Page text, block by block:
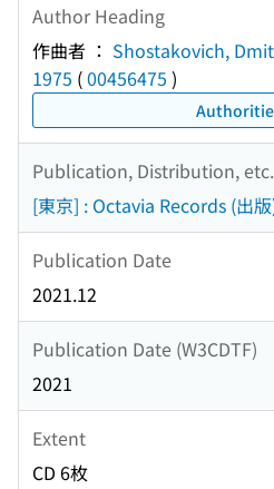
Author Heading
作曲者 ： Shostakovich,
1975 (00456475 )
Publication, Distribution, etc.
[東京] : Octavia Records (出
Publication Date
2021.12
Publication Date (W3CDTF)
2021
Extent
CD 6枚